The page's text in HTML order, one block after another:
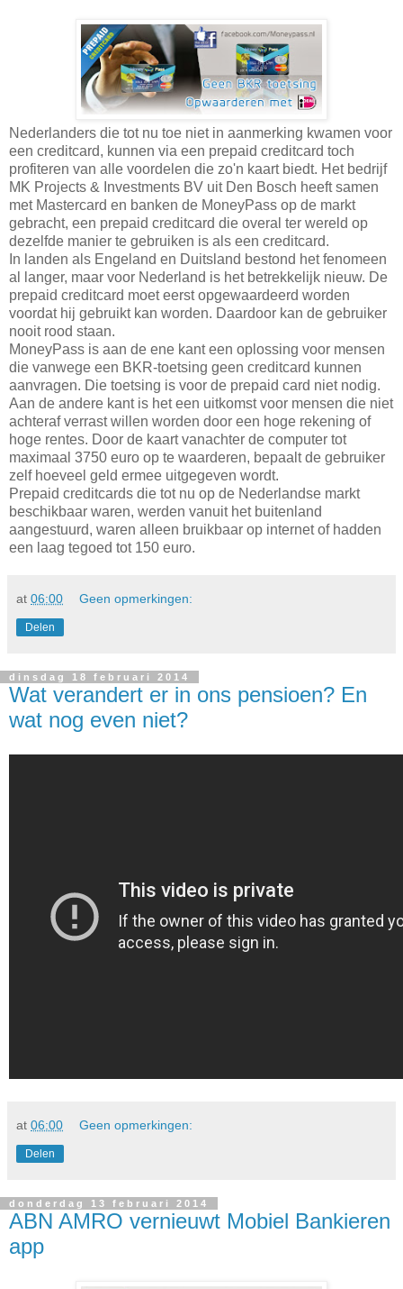
Nederlanders die tot nu toe niet in aanmerking kwamen voor
een creditcard, kunnen via een prepaid creditcard toch
profiteren van alle voordelen die zo'n kaart biedt. Het bedrijf
MK Projects & Investments BV uit Den Bosch heeft samen
met Mastercard en banken de MoneyPass op de markt
gebracht, een prepaid creditcard die overal ter wereld op
dezelfde manier te gebruiken is als een creditcard.
In landen als Engeland en Duitsland bestond het fenomeen
al langer, maar voor Nederland is het betrekkelijk nieuw. De
prepaid creditcard moet eerst opgewaardeerd worden
voordat hij gebruikt kan worden. Daardoor kan de gebruiker
nooit rood staan.
MoneyPass is aan de ene kant een oplossing voor mensen
die vanwege een BKR-toetsing geen creditcard kunnen
aanvragen. Die toetsing is voor de prepaid card niet nodig.
Aan de andere kant is het een uitkomst voor mensen die niet
achteraf verrast willen worden door een hoge rekening of
hoge rentes. Door de kaart vanachter de computer tot
maximaal 3750 euro op te waarderen, bepaalt de gebruiker
zelf hoeveel geld ermee uitgegeven wordt.
Prepaid creditcards die tot nu op de Nederlandse markt
beschikbaar waren, werden vanuit het buitenland
aangestuurd, waren alleen bruikbaar op internet of hadden
een laag tegoed tot 150 euro.
at 06:00 Geen opmerkingen:
Delen
dinsdag 18 februari 2014
Wat verandert er in ons pensioen? En
wat nog even niet?
at 06:00 Geen opmerkingen:
Delen
donderdag 13 februari 2014
ABN AMRO vernieuwt Mobiel Bankieren
app